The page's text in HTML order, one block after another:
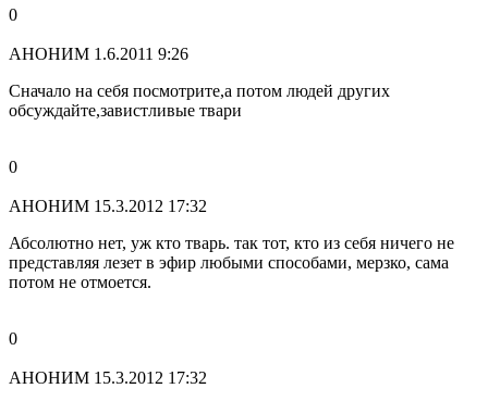
0
АНОНИМ 1.6.2011 9:26
Сначало на себя посмотрите,а потом людей других
обсуждайте,завистливые твари
0
АНОНИМ 15.3.2012 17:32
Абсолютно нет, уж кто тварь. так тот, кто из себя ничего не
представляя лезет в эфир любыми способами, мерзко, сама
потом не отмоется.
0
АНОНИМ 15.3.2012 17:32